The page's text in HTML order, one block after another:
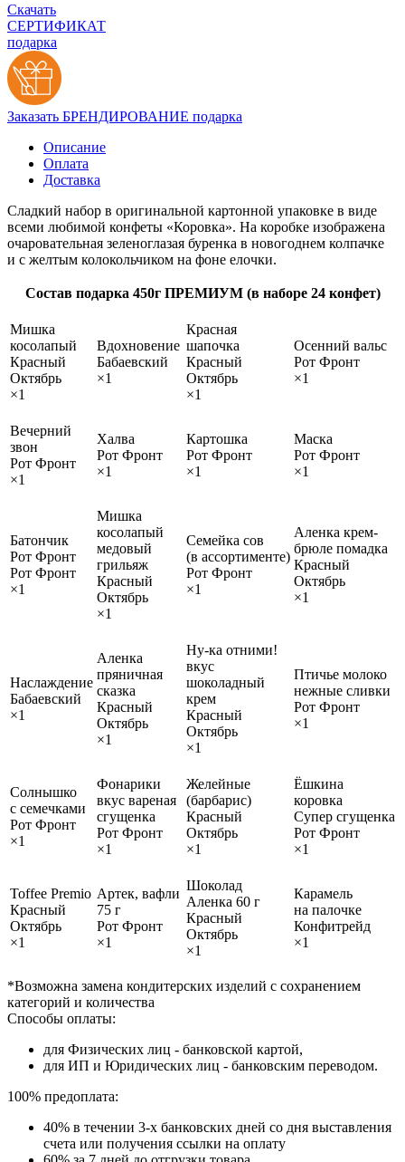
Скачать
СЕРТИФИКАТ
подарка
Заказать БРЕНДИРОВАНИЕ подарка
Описание
Оплата
Доставка
Сладкий набор в оригинальной картонной упаковке в виде
всеми любимой конфеты «Коровка». На коробке изображена
очаровательная зеленоглазая буренка в новогоднем колпачке
и с желтым колокольчиком на фоне елочки.
Состав подарка 450г ПРЕМИУМ (в наборе 24 конфет)
Мишка
косолапый
Красный
Октябрь
×1
Вдохновение
Бабаевский
×1
Красная
шапочка
Красный
Октябрь
×1
Осенний вальс
Рот Фронт
×1
Вечерний
звон
Рот Фронт
×1
Халва
Рот Фронт
×1
Картошка
Рот Фронт
×1
Маска
Рот Фронт
×1
Батончик
Рот Фронт
Рот Фронт
×1
Мишка
косолапый
медовый
грильяж
Красный
Октябрь
×1
Семейка сов
(в ассортименте)
Рот Фронт
×1
Аленка крем-
брюле помадка
Красный
Октябрь
×1
Наслаждение
Бабаевский
×1
Аленка
пряничная
сказка
Красный
Октябрь
×1
Ну-ка отними!
вкус
шоколадный
крем
Красный
Октябрь
×1
Птичье молоко
нежные сливки
Рот Фронт
×1
Солнышко
с семечками
Рот Фронт
×1
Фонарики
вкус вареная
сгущенка
Рот Фронт
×1
Желейные
(барбарис)
Красный
Октябрь
×1
Ёшкина
коровка
Супер сгущенка
Рот Фронт
×1
Toffee Premio
Красный
Октябрь
×1
Артек, вафли
75 г
Рот Фронт
×1
Шоколад
Аленка 60 г
Красный
Октябрь
×1
Карамель
на палочке
Конфитрейд
×1
*Возможна замена кондитерских изделий с сохранением
категорий и количества
Способы оплаты:
для Физических лиц - банковской картой,
для ИП и Юридических лиц - банковским переводом.
100% предоплата:
40% в течении 3-х банковских дней со дня выставления
счета или получения ссылки на оплату